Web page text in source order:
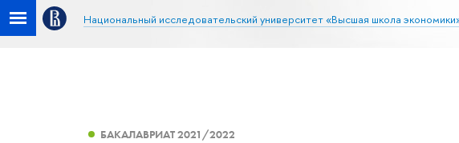
Национальный исследовательский университет «Высшая школа
БАКАЛАВРИАТ 2021/2022